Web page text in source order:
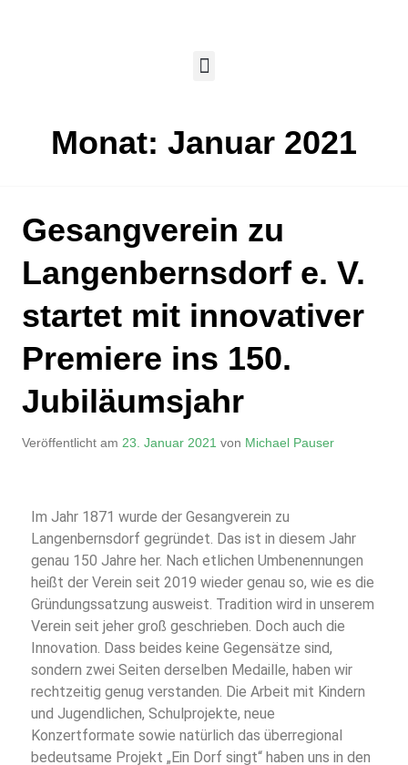
Monat: Januar 2021
Gesangverein zu
Langenbernsdorf e. V.
startet mit innovativer
Premiere ins 150.
Jubiläumsjahr
Veröffentlicht am 23. Januar 2021 von Michael Pauser
Im Jahr 1871 wurde der Gesangverein zu
Langenbernsdorf gegründet. Das ist in diesem Jahr
genau 150 Jahre her. Nach etlichen Umbenennungen
heißt der Verein seit 2019 wieder genau so, wie es die
Gründungssatzung ausweist. Tradition wird in unserem
Verein seit jeher groß geschrieben. Doch auch die
Innovation. Dass beides keine Gegensätze sind,
sondern zwei Seiten derselben Medaille, haben wir
rechtzeitig genug verstanden. Die Arbeit mit Kindern
und Jugendlichen, Schulprojekte, neue
Konzertformate sowie natürlich das überregional
bedeutsame Projekt „Ein Dorf singt“ haben uns in den